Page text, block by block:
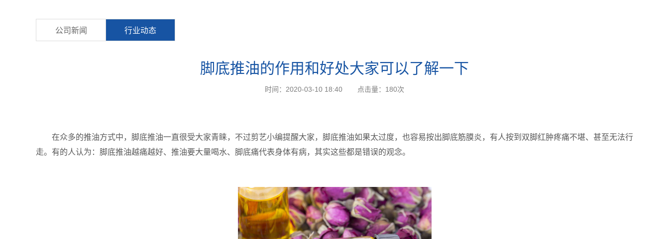
公司新闻 行业动态
脚底推油的作用和好处大家可以了解一下
时间：2020-03-10 18:40 点击量： 180次
在众多的推油方式中，脚底推油一直很受大家青睐，不过剪艺小编提醒大家，脚底推油如果太过度，也容易按出脚底筋膜炎，有人按到双脚红肿疼痛不堪、甚至无法行
走。有的人认为：脚底推油越痛越好、推油要大量喝水、脚底痛代表身体有病，其实这些都是错误的观念。